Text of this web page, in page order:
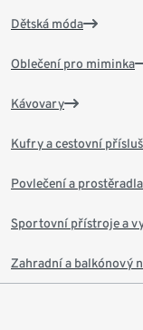
Dětská móda
Oblečení pro miminka
Kávovary
Kufry a cestovní
Povlečení a prostěradla
Sportovní přístroje a
Zahradní a balkónový